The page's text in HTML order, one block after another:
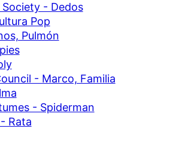
- Dedos
Pop
Pulmón
- Marco, Familia
- Spiderman
Rata